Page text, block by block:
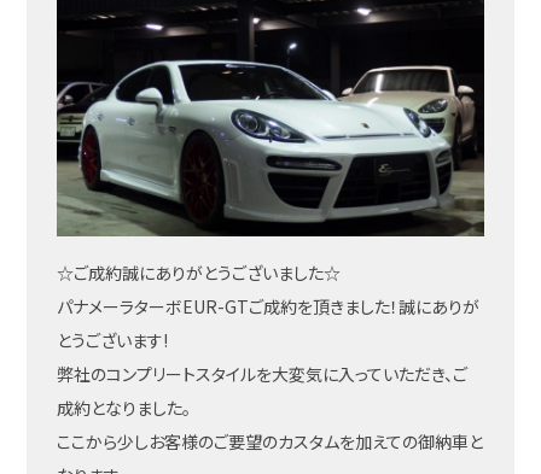
☆ご成約誠にありがとうございました☆
パナメーラターボEUR-GTご成約を頂きました！誠にありが
とうございます!
弊社のコンプリートスタイルを大変気に入っていただき、ご
成約となりました。
ここから少しお客様のご要望のカスタムを加えての御納車と